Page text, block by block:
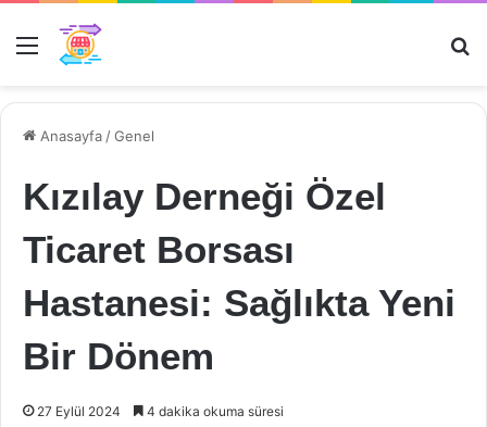
Menü
Anasayfa /Genel
Kızılay Derneği Özel
Ticaret Borsası
Hastanesi: Sağlıkta Yeni
Bir Dönem
27 Eylül 2024 4 dakika okuma süresi